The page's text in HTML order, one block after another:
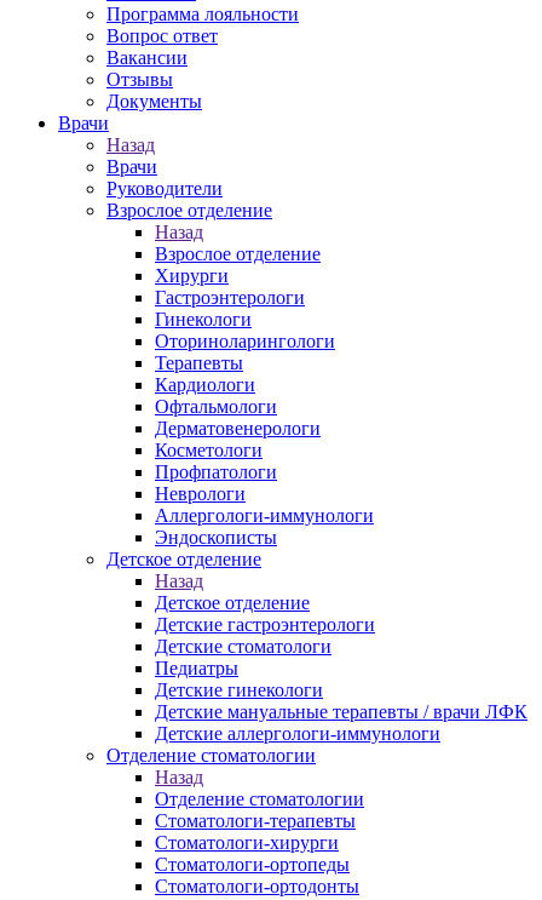
Программа лояльности
Вопрос ответ
Вакансии
Отзывы
Документы
Врачи
Назад
Врачи
Руководители
Взрослое отделение
Назад
Взрослое отделение
Хирурги
Гастроэнтерологи
Гинекологи
Оториноларингологи
Терапевты
Кардиологи
Офтальмологи
Дерматовенерологи
Косметологи
Профпатологи
Неврологи
Аллергологи-иммунологи
Эндоскописты
Детское отделение
Назад
Детское отделение
Детские гастроэнтерологи
Детские стоматологи
Педиатры
Детские гинекологи
Детские мануальные терапевты / врачи ЛФК
Детские аллергологи-иммунологи
Отделение стоматологии
Назад
Отделение стоматологии
Стоматологи-терапевты
Стоматологи-хирурги
Стоматологи-ортопеды
Стоматологи-ортодонты